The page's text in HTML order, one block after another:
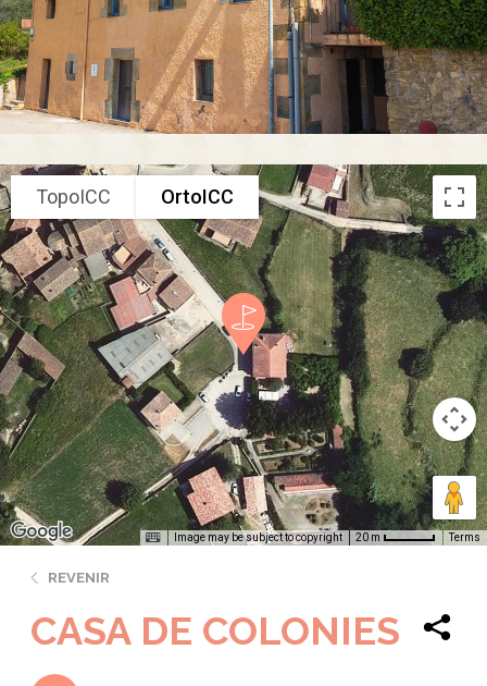
TopoICC OrtoICC
Image may be subject to copyright 20 m Terms
REVENIR
CASA DE COLONIES